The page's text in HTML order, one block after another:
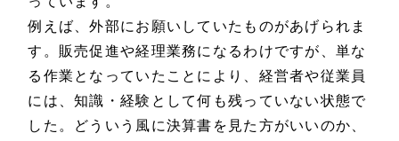
例えば、外部にお願いしていたものがあげられま
す。販売促進や経理業務になるわけですが、単な
る作業となっていたことにより、経営者や従業員
には、知識・経験として何も残っていない状態で
した。どういう風に決算書を見た方がいいのか、